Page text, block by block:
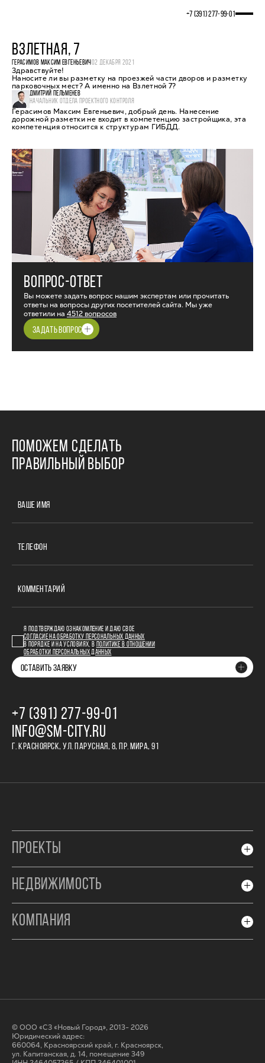
+7 (391) 277‒99‒01
ВЗЛЕТНАЯ, 7
ГЕРАСИМОВ МАКСИМ ЕВГЕНЬЕВИЧ02 ДЕКАБРЯ 2021
Здравствуйте!
Наносите ли вы разметку на проезжей части дворов и разметку
парковочных мест? А именно на Взлетной 7?
ДМИТРИЙ ПЕЛЬМЕНЕВ
НАЧАЛЬНИК ОТДЕЛА ПРОЕКТНОГО КОНТРОЛЯ
Герасимов Максим Евгеньевич, добрый день. Нанесение
дорожной разметки не входит в компетенцию застройщика, эта
компетенция относится к структурам ГИБДД.
ВОПРОС-ОТВЕТ
Вы можете задать вопрос нашим экспертам или прочитать
ответы на вопросы других посетителей сайта. Мы уже
ответили на 4512 вопросов
ЗАДАТЬ ВОПРОС
ПОМОЖЕМ СДЕЛАТЬ
ПРАВИЛЬНЫЙ ВЫБОР
ВАШЕ ИМЯ
ТЕЛЕФОН
КОММЕНТАРИЙ
Я ПОДТВЕРЖДАЮ ОЗНАКОМЛЕНИЕ И ДАЮ СВОЕ
СОГЛАСИЕ НА ОБРАБОТКУ ПЕРСОНАЛЬНЫХ ДАННЫХ
В ПОРЯДКЕ И НА УСЛОВИЯХ, В
ПОЛИТИКЕ В ОТНОШЕНИИ
ОБРАБОТКИ ПЕРСОНАЛЬНЫХ ДАННЫХ
ОСТАВИТЬ ЗАЯВКУ
+7 (391) 277‒99‒01
INFO@SM-CITY.RU
Г. КРАСНОЯРСК, УЛ. ПАРУСНАЯ, 8, ПР. МИРА, 91
ПРОЕКТЫ
НЕДВИЖИМОСТЬ
КОМПАНИЯ
© ООО «СЗ «Новый Город», 2013- 2026
Юридический адрес:
660064, Красноярский край, г. Красноярск,
ул. Капитанская, д. 14, помещение 349